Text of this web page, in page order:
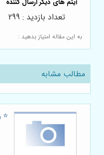
به این مقاله امتیاز بدهید :
تعداد بازدید : 299
مطالب مشابه